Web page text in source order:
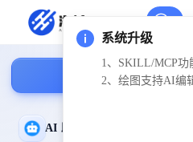
新建对话
AI 助手
系统升级
1、SKILL/MCP
2、绘图支持AI编